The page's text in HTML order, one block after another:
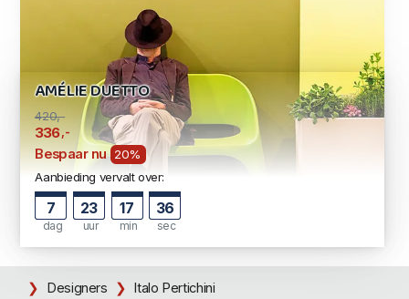
AMÉLIE DUETTO
420,-
336 ,-
Bespaar nu 20%
Aanbieding vervalt over:
7
dag
23
uur
17
min
35
sec
Designers Italo Pertichini